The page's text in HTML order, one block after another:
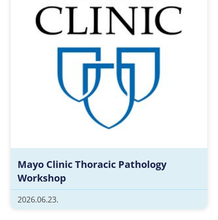
Mayo Clinic Thoracic Pathology
Workshop
2026.06.23.